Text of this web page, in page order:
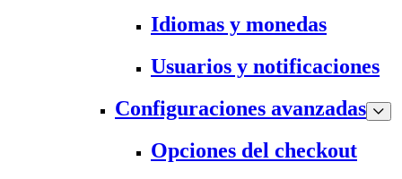
Idiomas y monedas
Usuarios y notificaciones
Configuraciones avanzadas
Opciones del checkout